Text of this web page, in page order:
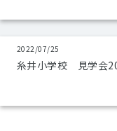
2022/07/25
糸井小学校 見学会